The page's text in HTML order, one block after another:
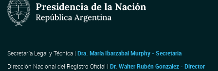
Secretaría Legal y Técnica | Dra. María Ibarzabal Murphy - Secretaria
Dirección Nacional del Registro Oficial | Dr. Walter Rubén Gonzalez - Director